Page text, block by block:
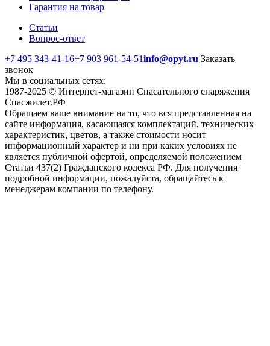
Гарантия на товар
Статьи
Вопрос-ответ
+7 495 343-41-16+7 903 961-54-51info@opyt.ru Заказать
звонок
Мы в социальных сетях:
1987-2025 © Интернет-магазин Спасательного снаряжения
Спасжилет.РФ
Обращаем ваше внимание на то, что вся представленная на
сайте информация, касающаяся комплектаций, технических
характеристик, цветов, а также стоимости носит
информационный характер и ни при каких условиях не
является публичной офертой, определяемой положением
Статьи 437(2) Гражданского кодекса РФ. Для получения
подробной информации, пожалуйста, обращайтесь к
менеджерам компании по телефону.